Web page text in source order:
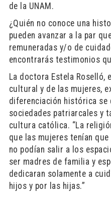
de la UNAM.
¿Quién no conoce una
pueden avanzar a la par
remuneradas y/o de
encontrarás testimonios
La doctora Estela Roselló,
cultural y de las mujeres,
diferenciación histórica se
sociedades patriarcales y
cultura católica. “La
que las mujeres tenían
no podían salir a los
ser madres de familia y
dedicaran solamente a
hijos y por las hijas.”